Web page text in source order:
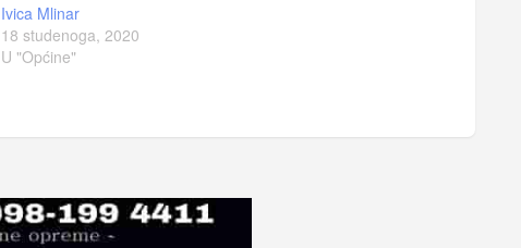
Ivica Mlinar
18 studenoga, 2020
U "Općine"